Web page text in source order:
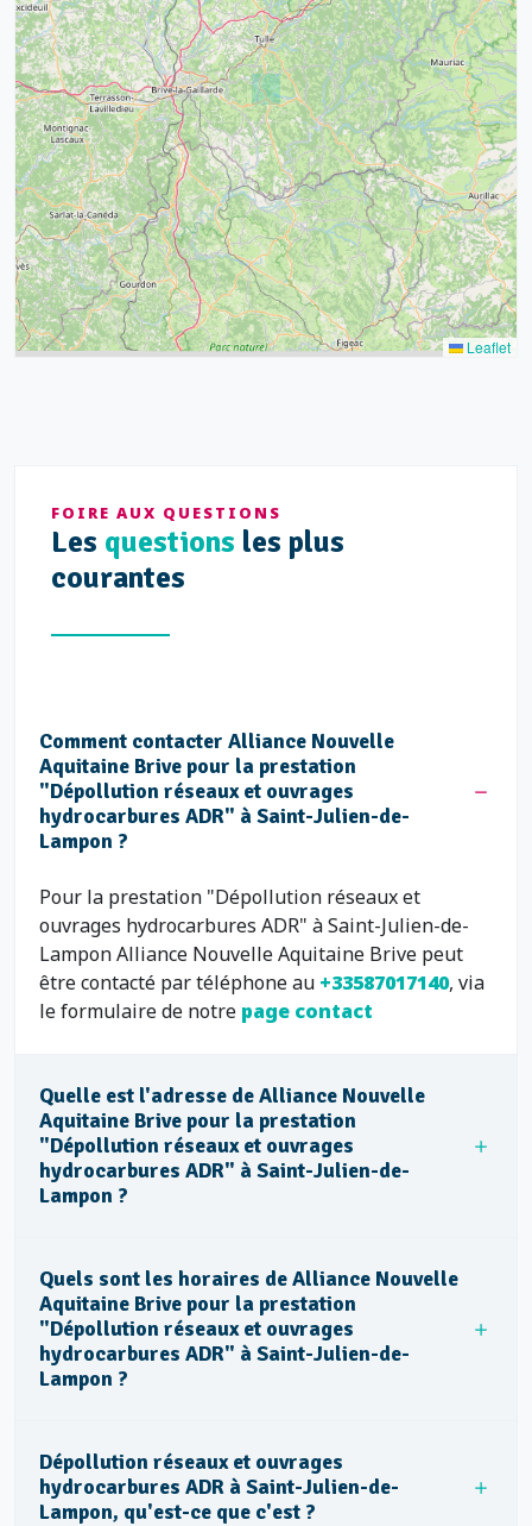
15
21
14
32
39
52 68
43
Leaflet
FOIRE AUX QUESTIONS
Les questions les plus
courantes
Comment contacter Alliance Nouvelle
Aquitaine Brive pour la prestation
"Dépollution réseaux et ouvrages
hydrocarbures ADR" à Saint-Julien-de-
Lampon ?
Pour la prestation "Dépollution réseaux et
ouvrages hydrocarbures ADR" à Saint-Julien-de-
Lampon Alliance Nouvelle Aquitaine Brive peut
être contacté par téléphone au +33587017140, via
le formulaire de notre page contact
Quelle est l'adresse de Alliance Nouvelle
Aquitaine Brive pour la prestation
"Dépollution réseaux et ouvrages
hydrocarbures ADR" à Saint-Julien-de-
Lampon ?
Quels sont les horaires de Alliance Nouvelle
Aquitaine Brive pour la prestation
"Dépollution réseaux et ouvrages
hydrocarbures ADR" à Saint-Julien-de-
Lampon ?
Dépollution réseaux et ouvrages
hydrocarbures ADR à Saint-Julien-de-
Lampon, qu'est-ce que c'est ?